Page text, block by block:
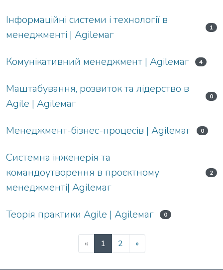
Інформаційні системи і технології в
менеджменті | Agileмаг
1
Комунікативний менеджмент | Agileмаг 4
Маштабування, розвиток та лідерство в
Agile | Agileмаг
0
Менеджмент-бізнес-процесів | Agileмаг 0
Системна інженерія та
командоутворення в проєктному
менеджменті| Agileмаг
2
Теорія практики Agile | Agileмаг 0
« 1 2 »